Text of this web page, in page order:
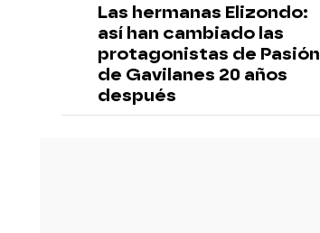
Las hermanas Elizondo:
así han cambiado las
protagonistas de Pasión
de Gavilanes 20 años
después